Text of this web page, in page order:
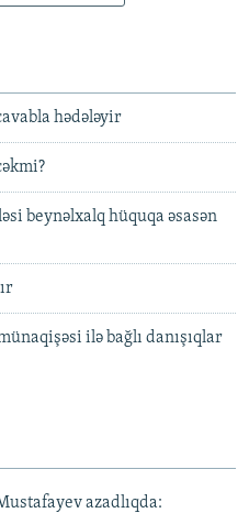
hədələyir
beynəlxalq hüquqa əsasən
ilə bağlı danışıqlar
azadlıqda: